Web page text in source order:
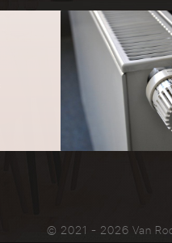
© 2021 - 2026 Van